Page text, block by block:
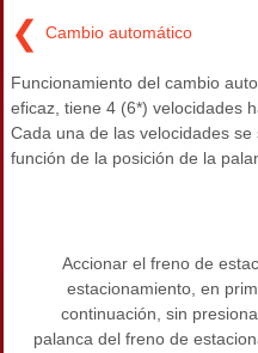
❮ Cambio automático
Funcionamiento del cambio
eficaz, tiene 4 (6*) velocidades
Cada una de las velocidades
función de la posición de la
Accionar el freno de
estacionamiento, en
continuación, sin
palanca del freno de